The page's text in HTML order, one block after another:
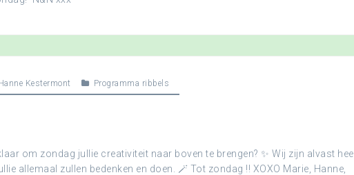
Kestermont Programma ribbels
om zondag jullie creativiteit naar boven te brengen? ✨ Wij zijn alvast heel
allemaal zullen bedenken en doen. 🪄 Tot zondag !! XOXO Marie, Hanne,